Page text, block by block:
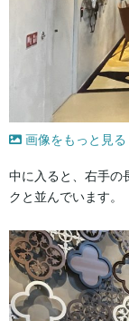
画像をもっと見る
中に入ると、右手の
クと並んでいます。